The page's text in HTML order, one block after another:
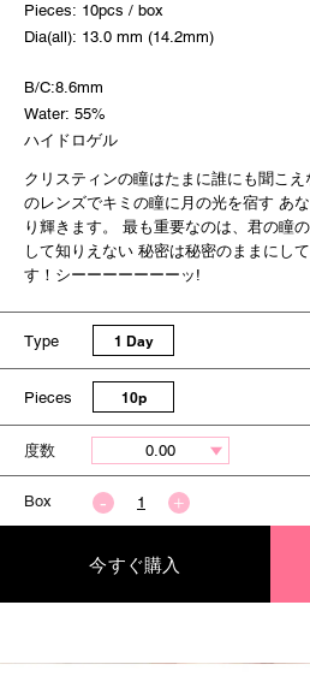
Pieces: 10pcs / box
Dia(all): 13.0 mm (14.2mm)
B/C:8.6mm
Water: 55%
ハイドロゲル
クリスティンの瞳はたまに誰にも聞こ
のレンズでキミの瞳に月の光を宿す あ
り輝きます。 最も重要なのは、君の瞳
して知りえない 秘密は秘密のままにし
す！シーーーーーーーッ!
Type 1 Day
Pieces 10p
度数
Box
今すぐ購入